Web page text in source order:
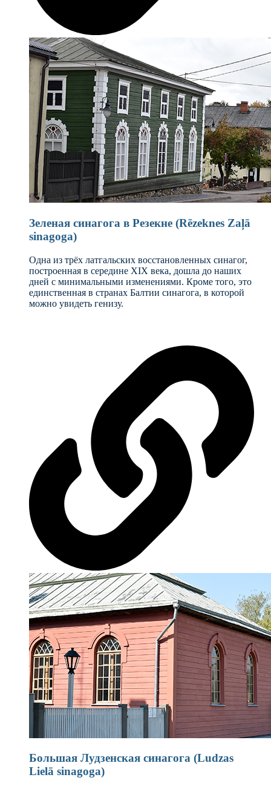
Зеленая синагога в Резекне (Rēzeknes Zaļā
sinagoga)
Одна из трёх латгальских восстановленных синагог,
построенная в середине XIX века, дошла до наших
дней с минимальными изменениями. Кроме того, это
единственная в странах Балтии синагога, в которой
можно увидеть генизу.
Большая Лудзенская синагога (Ludzas
Lielā sinagoga)